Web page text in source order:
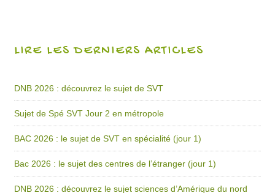
LIRE LES DERNIERS ARTICLES
DNB 2026 : découvrez le sujet de SVT
Sujet de Spé SVT Jour 2 en métropole
BAC 2026 : le sujet de SVT en spécialité (jour 1)
Bac 2026 : le sujet des centres de l’étranger (jour 1)
DNB 2026 : découvrez le sujet sciences d’Amérique du nord